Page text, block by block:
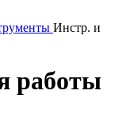
Инстр. и
работы